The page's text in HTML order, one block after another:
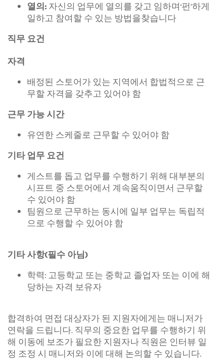
열의: 자신의 업무에 열의를 갖고 임하며‘펀’하게
일하고 참여할 수 있는 방법을찾습니다
직무 요건
자격
배정된 스토어가 있는 지역에서 합법적으로 근
무할 자격을 갖추고 있어야 함
근무 가능 시간
유연한 스케줄로 근무할 수 있어야 함
기타 업무 요건
게스트를 돕고 업무를 수행하기 위해 대부분의
시프트 중 스토어에서 계속움직이면서 근무할
수 있어야 함
팀원으로 근무하는 동시에 일부 업무는 독립적
으로 수행할 수 있어야 함
기타 사항(필수 아님)
학력: 고등학교 또는 중학교 졸업자 또는 이에 해
당하는 자격 보유자
합격하여 면접 대상자가 된 지원자에게는 매니저가
연락을 드립니다. 직무의 중요한 업무를 수행하기 위
해 이동에 보조가 필요한 지원자나 직원은 인터뷰 일
정 조정 시 매니저와 이에 대해 논의할 수 있습니다.